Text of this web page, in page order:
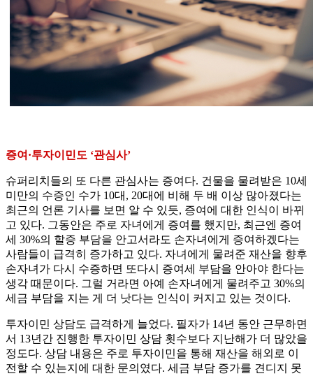
증여·투자이민도 ‘관심사’
슈퍼리치들의 또 다른 관심사는 증여다. 건물을 물려받은 10세
미만의 수증인 수가 10대, 20대에 비해 두 배 이상 많아졌다는
최근의 언론 기사를 보면 알 수 있듯, 증여에 대한 인식이 바뀌
고 있다. 그동안은 주로 자녀에게 증여를 했지만, 최근엔 증여
세 30%의 할증 부담을 안고서라도 손자녀에게 증여하겠다는
사람들이 급격히 증가하고 있다. 자녀에게 물려준 재산을 향후
손자녀가 다시 수증하면 또다시 증여세 부담을 안아야 한다는
생각 때문이다. 그럴 거라면 아예 손자녀에게 물려주고 30%의
세금 부담을 지는 게 더 낫다는 인식이 커지고 있는 것이다.
투자이민 상담도 급격하게 늘었다. 필자가 14년 동안 근무하면
서 13년간 진행한 투자이민 상담 횟수보다 지난해가 더 많았을
정도다. 상담 내용은 주로 투자이민을 통해 재산을 해외로 이
전할 수 있는지에 대한 문의였다. 세금 부담 증가를 견디지 못